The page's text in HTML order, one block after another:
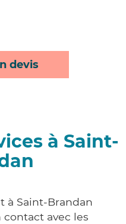
devis
à Saint-
à Saint-Brandan
avec les